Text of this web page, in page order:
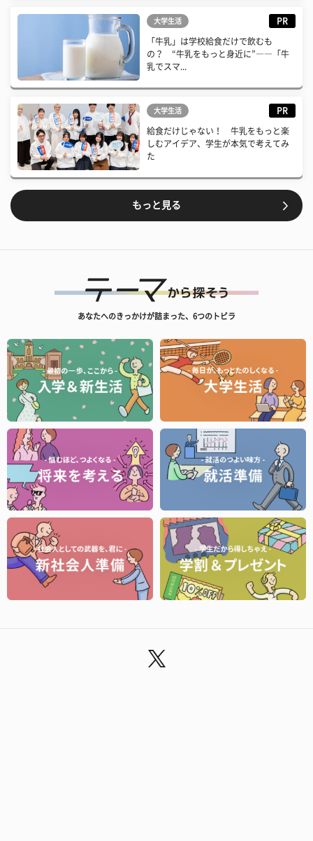
大学生活 PR
「牛乳」は学校給食だけで飲むも
の？ “牛乳をもっと身近に”――「牛
乳でスマ...
大学生活 PR
給食だけじゃない！ 牛乳をもっと楽
しむアイデア、学生が本気で考えてみ
た
もっと見る
あなたへのきっかけが詰まった、6つのトビラ